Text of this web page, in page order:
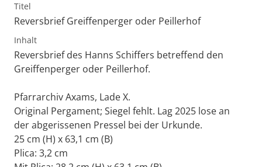
Titel
Reversbrief Greiffenperger oder Peillerhof
Inhalt
Reversbrief des Hanns Schiffers betreffend den
Greiffenperger oder Peillerhof.
Pfarrarchiv Axams, Lade X.
Original Pergament; Siegel fehlt. Lag 2025 lose an
der abgerissenen Pressel bei der Urkunde.
25 cm (H) x 63,1 cm (B)
Plica: 3,2 cm